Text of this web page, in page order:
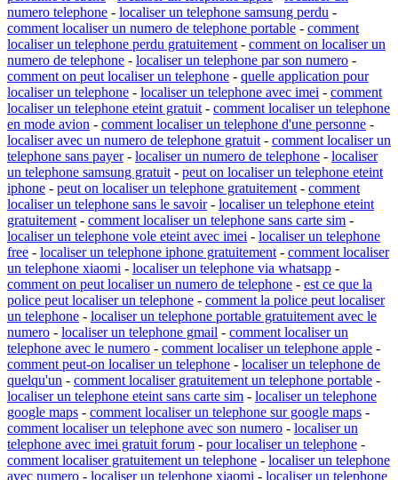
numero telephone - localiser un telephone samsung perdu -
comment localiser un numero de telephone portable - comment
localiser un telephone perdu gratuitement - comment on localiser un
numero de telephone - localiser un telephone par son numero -
comment on peut localiser un telephone - quelle application pour
localiser un telephone - localiser un telephone avec imei - comment
localiser un telephone eteint gratuit - comment localiser un telephone
en mode avion - comment localiser un telephone d'une personne -
localiser avec un numero de telephone gratuit - comment localiser un
telephone sans payer- localiser un numero de telephone - localiser
un telephone samsung gratuit - peut on localiser un telephone eteint
iphone - peut on localiser un telephone gratuitement - comment
localiser un telephone sans le savoir- localiser un telephone eteint
gratuitement - comment localiser un telephone sans carte sim -
localiser un telephone vole eteint avec imei - localiser un telephone
free - localiser un telephone iphone gratuitement - comment localiser
un telephone xiaomi - localiser un telephone via whatsapp -
comment on peut localiser un numero de telephone - est ce que la
police peut localiser un telephone - comment la police peut localiser
un telephone - localiser un telephone portable gratuitement avec le
numero - localiser un telephone gmail - comment localiser un
telephone avec le numero - comment localiser un telephone apple -
comment peut-on localiser un telephone - localiser un telephone de
quelqu'un - comment localiser gratuitement un telephone portable -
localiser un telephone eteint sans carte sim - localiser un telephone
google maps - comment localiser un telephone sur google maps -
comment localiser un telephone avec son numero - localiser un
telephone avec imei gratuit forum - pour localiser un telephone -
comment localiser gratuitement un telephone - localiser un telephone
avec numero - localiser un telephone xiaomi - localiser un telephone